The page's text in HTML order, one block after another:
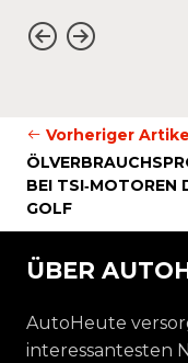
Vorheriger Artikel
BEI TSI‑MOTOREN
GOLF
ÜBER
AutoHeute
interessantesten